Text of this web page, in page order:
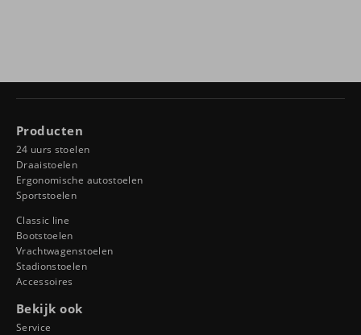
Producten
24 uurs stoelen
Draaistoelen
Ergonomische autostoelen
Sportstoelen
Classic line
Bootstoelen
Vrachtwagenstoelen
Stadionstoelen
Accessoires
Bekijk ook
Service